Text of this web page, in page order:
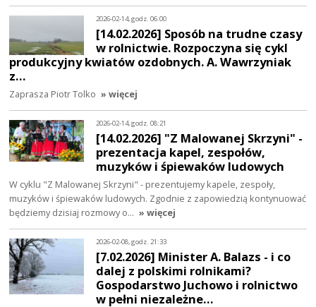
2026-02-14, godz. 06:00
[14.02.2026] Sposób na trudne czasy
w rolnictwie. Rozpoczyna się cykl
produkcyjny kwiatów ozdobnych. A. Wawrzyniak
z…
Zaprasza Piotr Tolko » więcej
2026-02-14, godz. 08:21
[14.02.2026] "Z Malowanej Skrzyni" -
prezentacja kapel, zespołów,
muzyków i śpiewaków ludowych
W cyklu "Z Malowanej Skrzyni" - prezentujemy kapele, zespoły,
muzyków i śpiewaków ludowych. Zgodnie z zapowiedzią kontynuować
będziemy dzisiaj rozmowy o… » więcej
2026-02-08, godz. 21:33
[7.02.2026] Minister A. Balazs - i co
dalej z polskimi rolnikami?
Gospodarstwo Juchowo i rolnictwo
w pełni niezależne…